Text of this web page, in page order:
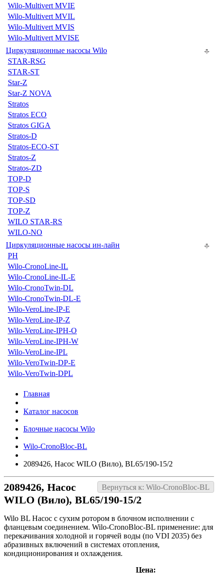
Wilo-Multivert MVIE
Wilo-Multivert MVIL
Wilo-Multivert MVIS
Wilo-Multivert MVISE
Циркуляционные насосы Wilo
STAR-RSG
STAR-ST
Star-Z
Star-Z NOVA
Stratos
Stratos ECO
Stratos GIGA
Stratos-D
Stratos-ECO-ST
Stratos-Z
Stratos-ZD
TOP-D
TOP-S
TOP-SD
TOP-Z
WILO STAR-RS
WILO-NO
Циркуляционные насосы ин-лайн
PH
Wilo-CronoLine-IL
Wilo-CronoLine-IL-E
Wilo-CronoTwin-DL
Wilo-CronoTwin-DL-E
Wilo-VeroLine-IP-E
Wilo-VeroLine-IP-Z
Wilo-VeroLine-IPH-O
Wilo-VeroLine-IPH-W
Wilo-VeroLine-IPL
Wilo-VeroTwin-DP-E
Wilo-VeroTwin-DPL
Главная
Каталог насосов
Блочные насосы Wilo
Wilo-CronoBloc-BL
2089426, Насос WILO (Вило), BL65/190-15/2
Вернуться к: Wilo-CronoBloc-BL
2089426, Насос
WILO (Вило), BL65/190-15/2
Wilo BL Насос с сухим ротором в блочном исполнении с
фланцевым соединением. Wilo-CronoBloc-BL применение: для
перекачивания холодной и горячей воды (по VDI 2035) без
абразивных включений в системах отопления,
кондиционирования и охлаждения.
Цена: